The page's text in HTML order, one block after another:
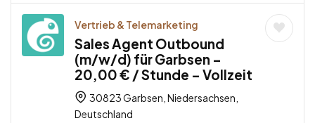
Vertrieb & Telemarketing
Sales Agent Outbound
(m/w/d) für Garbsen –
20,00 € / Stunde – Vollzeit
30823 Garbsen, Niedersachsen,
Deutschland